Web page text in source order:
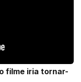
filme iria tornar-